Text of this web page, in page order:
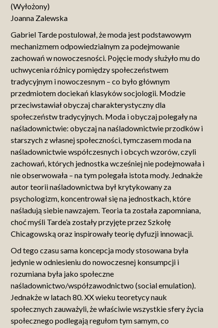
(Wyłożony)
Joanna Zalewska
Gabriel Tarde postulował, że moda jest podstawowym
mechanizmem odpowiedzialnym za podejmowanie
zachowań w nowoczesności. Pojęcie mody służyło mu do
uchwycenia różnicy pomiędzy społeczeństwem
tradycyjnym i nowoczesnym – co było głównym
przedmiotem dociekań klasyków socjologii. Modzie
przeciwstawiał obyczaj charakterystyczny dla
społeczeństw tradycyjnych. Moda i obyczaj polegały na
naśladownictwie: obyczaj na naśladownictwie przodków i
starszych z własnej społeczności, tymczasem moda na
naśladownictwie współczesnych i obcych wzorów, czyli
zachowań, których jednostka wcześniej nie podejmowała i
nie obserwowała – na tym polegała istota mody. Jednakże
autor teorii naśladownictwa był krytykowany za
psychologizm, koncentrował się na jednostkach, które
naśladują siebie nawzajem. Teoria ta została zapomniana,
choć myśli Tarde’a zostały przyjęte przez Szkołę
Chicagowską oraz inspirowały teorię dyfuzji innowacji.
Od tego czasu sama koncepcja mody stosowana była
jedynie w odniesieniu do nowoczesnej konsumpcji i
rozumiana była jako społeczne
naśladownictwo/współzawodnictwo (social emulation).
Jednakże w latach 80. XX wieku teoretycy nauk
społecznych zauważyli, że właściwie wszystkie sfery życia
społecznego podlegają regułom tym samym, co